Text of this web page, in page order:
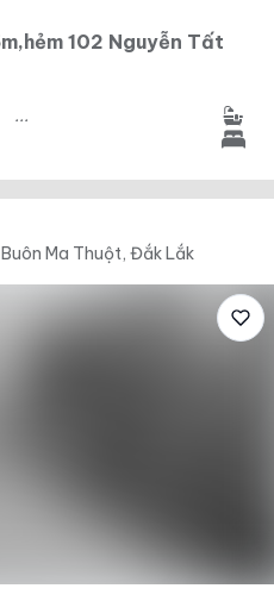
102 Nguyễn Tất
...
Ma Thuột, Đắk Lắk